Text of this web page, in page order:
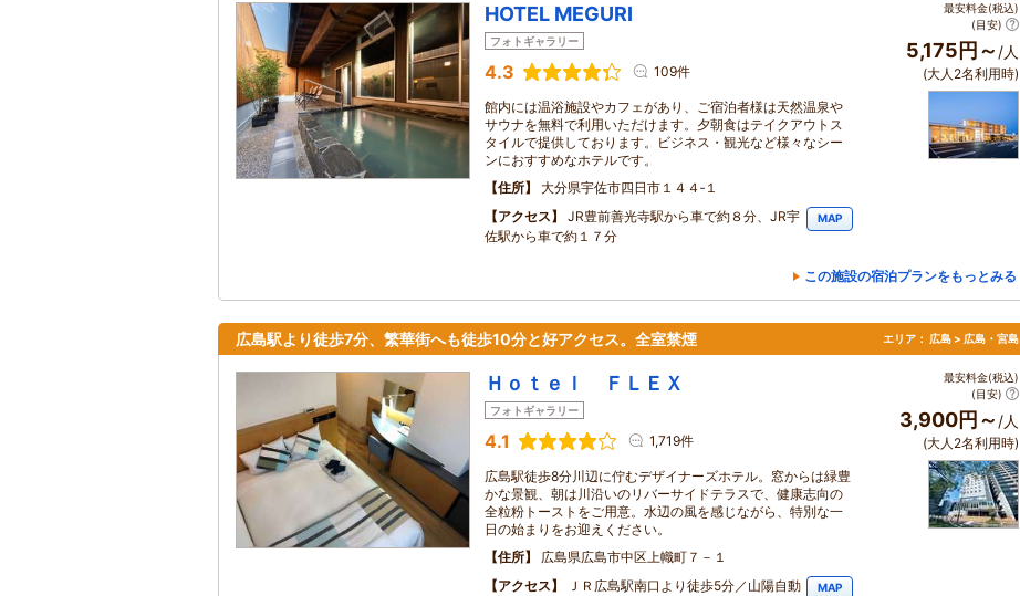
HOTEL MEGURI
フォトギャラリー
4.3 109件
館内には温浴施設やカフェがあり、ご宿泊者様は天然温泉や
サウナを無料で利用いただけます。夕朝食はテイクアウトス
タイルで提供しております。ビジネス・観光など様々なシー
ンにおすすめなホテルです。
住所
大分県宇佐市四日市１４４‐１
アクセス
JR豊前善光寺駅から車で約８分、JR宇
佐駅から車で約１７分
MAP
最安料金(税込)
(目安)
5,175円～ /人
(大人2名利用時)
この施設の宿泊プランをもっとみる
広島駅より徒歩7分、繁華街へも徒歩10分と好アクセス。全室禁煙 エリア： 広島 > 広島・宮島
Ｈｏｔｅｌ ＦＬＥＸ
フォトギャラリー
4.1 1,719件
広島駅徒歩8分川辺に佇むデザイナーズホテル。窓からは緑豊
かな景観、朝は川沿いのリバーサイドテラスで、健康志向の
全粒粉トーストをご用意。水辺の風を感じながら、特別な一
日の始まりをお迎えください。
住所
広島県広島市中区上幟町７－１
アクセス
ＪＲ広島駅南口より徒歩5分／山陽自動
MAP
最安料金(税込)
(目安)
3,900円～ /人
(大人2名利用時)